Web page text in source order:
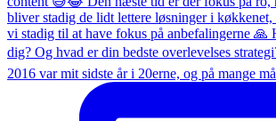
2016 var mit sidste år i 20erne, og på mange må